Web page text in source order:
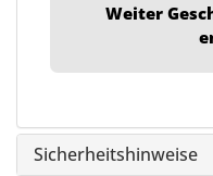
Weiter
Sicherheitshinweise